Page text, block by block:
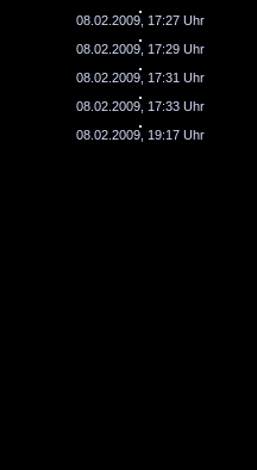
08.02.2009, 17:27 Uhr
08.02.2009, 17:29 Uhr
08.02.2009, 17:31 Uhr
08.02.2009, 17:33 Uhr
08.02.2009, 19:17 Uhr